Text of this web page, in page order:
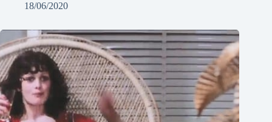
18/06/2020